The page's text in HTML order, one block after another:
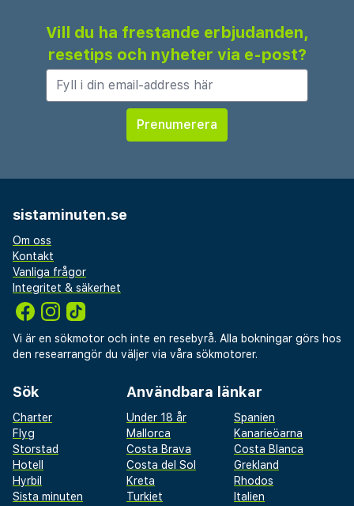
Vill du ha frestande erbjudanden,
resetips och nyheter via e-post?
sistaminuten.se
Om oss
Kontakt
Vanliga frågor
Integritet & säkerhet
Vi är en sökmotor och inte en resebyrå. Alla bokningar görs hos
den researrangör du väljer via våra sökmotorer.
Sök
Charter
Flyg
Storstad
Hotell
Hyrbil
Sista minuten
Användbara länkar
Under 18 år
Spanien
Mallorca
Kanarieöarna
Costa Brava
Costa Blanca
Costa del Sol
Grekland
Kreta
Rhodos
Turkiet
Italien